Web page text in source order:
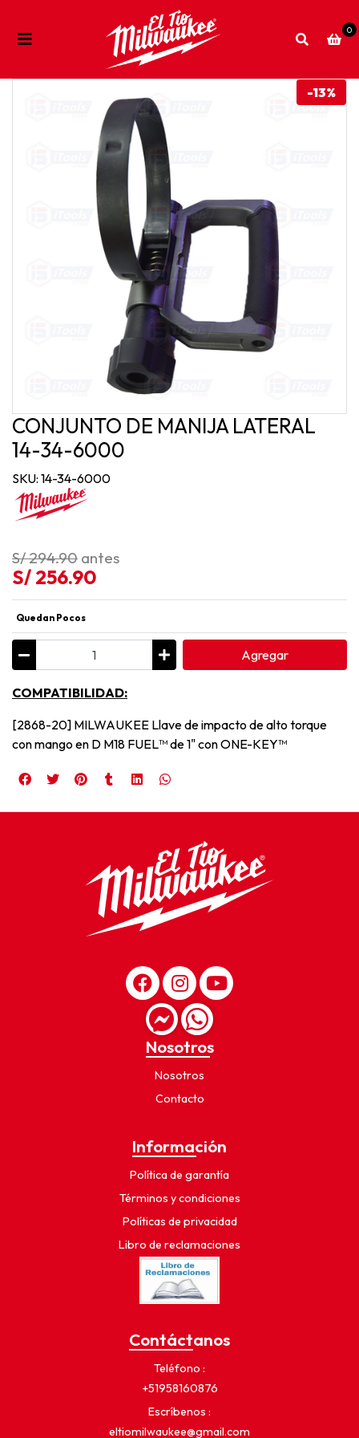
0
-13%
CONJUNTO DE MANIJA LATERAL
14-34-6000
SKU: 14-34-6000
S/ 294.90 antes
S/ 256.90
Quedan Pocos
Agregar
COMPATIBILIDAD:
[2868-20] MILWAUKEE Llave de impacto de alto torque
con mango en D M18 FUEL™ de 1" con ONE-KEY™
Nosotros
Nosotros
Contacto
Información
Política de garantía
Términos y condiciones
Políticas de privacidad
Libro de reclamaciones
Contáctanos
Teléfono
+51958160876
Escríbenos
eltiomilwaukee@gmail.com